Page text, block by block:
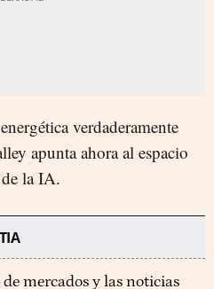
verdaderamente
apunta ahora al espacio
la IA.
mercados y las noticias